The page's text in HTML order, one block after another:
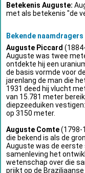
Betekenis Auguste:
met als betekenis "de
Bekende naamdragers
Auguste Piccard
Auguste was twee
ontdekte hij een
de basis vormde voor
jarenlang de man die
1931 deed hij vlucht
van 15.781 meter
diepzeeduiken
op 3150 meter.
Auguste Comte(1798-
die bekend is als de
Auguste was de eerste
samenleving het
wetenschap over die
prijkt op de Braziliaanse